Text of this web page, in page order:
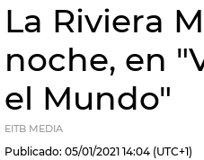
La Riviera
noche, en
el Mundo"
EITB MEDIA
Publicado: 05/01/2021 14:04 (UTC+1)